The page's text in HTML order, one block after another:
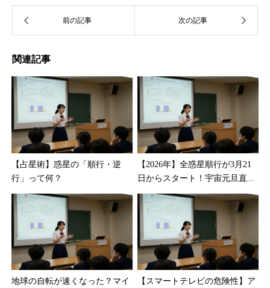
関連記事
【占星術】惑星の「順行・逆
行」って何？
【2026年】全惑星順行が3月21
日からスタート！宇宙元旦直...
地球の自転が速くなった？マイ
【スマートテレビの危険性】ア